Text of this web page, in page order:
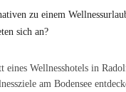
zu einem
sich an?
eines Wellnesshotels in
am Bodensee